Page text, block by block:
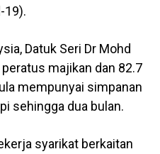
19).
Datuk Seri Dr Mohd
majikan dan 82.7
mempunyai simpanan
sehingga dua bulan.
syarikat berkaitan